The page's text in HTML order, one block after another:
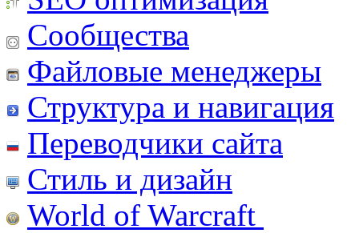
Сообщества
Файловые менеджеры
Структура и навигация
Переводчики сайта
Стиль и дизайн
World of Warcraft